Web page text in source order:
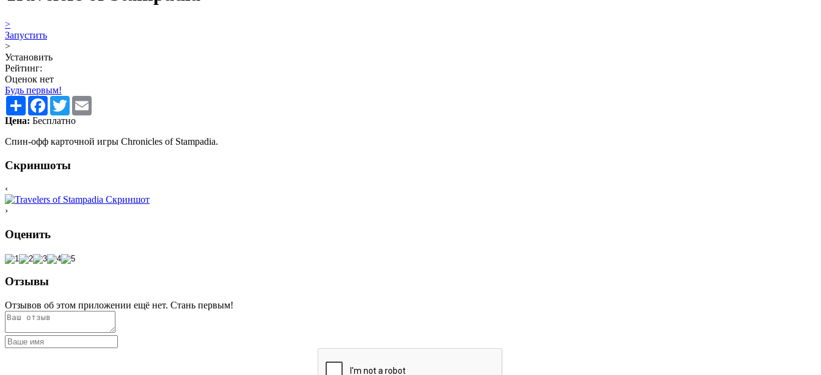
>
Запустить
>
Установить
Рейтинг:
Оценок нет
Будь первым!
Share Facebook
Twitter
Цена: Бесплатно
Спин-офф карточной игры Chronicles of Stampadia.
Скриншоты
‹
›
Оценить
Отзывы
Отзывов об этом приложении ещё нет. Стань первым!